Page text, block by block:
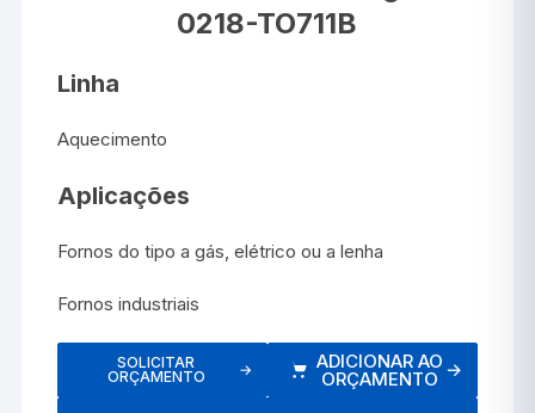
0218-TO711B
Linha
Aquecimento
Aplicações
Fornos do tipo a gás, elétrico ou a lenha
Fornos industriais
SOLICITAR
ORÇAMENTO
→ ADICIONAR AO
ORÇAMENTO →